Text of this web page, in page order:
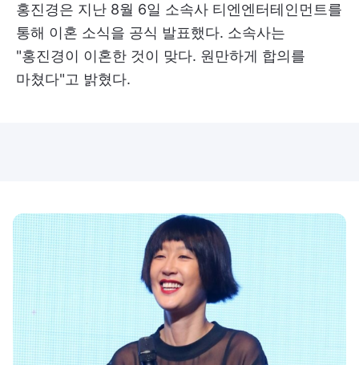
홍진경은 지난 8월 6일 소속사 티엔엔터테인먼트를
통해 이혼 소식을 공식 발표했다. 소속사는
"홍진경이 이혼한 것이 맞다. 원만하게 합의를
마쳤다"고 밝혔다.